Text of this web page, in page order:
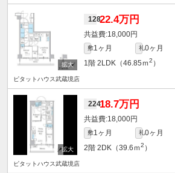
12822.4万円
18,000円
敷1ヶ月 礼0ヶ月
1階 2LDK（46.85ｍ2 ）
ピタットハウス武蔵境店
22418.7万円
18,000円
敷1ヶ月 礼0ヶ月
2階 2DK（39.6ｍ2 ）
ピタットハウス武蔵境店